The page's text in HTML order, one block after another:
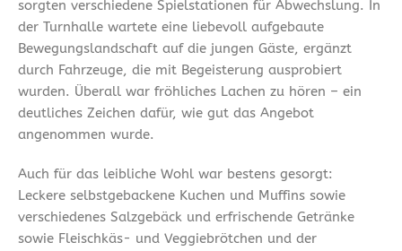
sorgten verschiedene Spielstationen für Abwechslung. In
der Turnhalle wartete eine liebevoll aufgebaute
Bewegungslandschaft auf die jungen Gäste, ergänzt
durch Fahrzeuge, die mit Begeisterung ausprobiert
wurden. Überall war fröhliches Lachen zu hören – ein
deutliches Zeichen dafür, wie gut das Angebot
angenommen wurde.
Auch für das leibliche Wohl war bestens gesorgt:
Leckere selbstgebackene Kuchen und Muffins sowie
verschiedenes Salzgebäck und erfrischende Getränke
sowie Fleischkäs- und Veggiebrötchen und der